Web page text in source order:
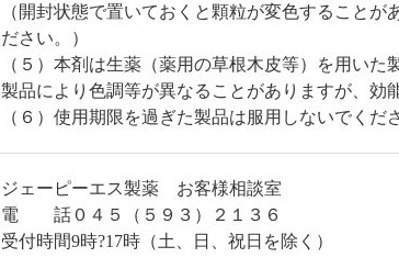
（開封状態で置いておくと顆粒が変色すること
ださい。）
（５）本剤は生薬（薬用の草根木皮等）を用いた
製品により色調等が異なることがありますが、効
（６）使用期限を過ぎた製品は服用しないでくだ
ジェーピーエス製薬 お客様相談室
電 話０４５（５９３）２１３６
受付時間9時?17時（土、日、祝日を除く）